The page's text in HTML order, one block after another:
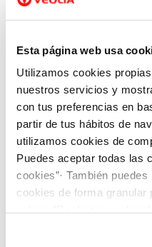
Esta página web usa
Utilizamos cookies
nuestros servicios y
con tus preferencias en
partir de tus hábitos de
utilizamos cookies de
Puedes aceptar todas las
cookies”· También
cookies de forma granular
son indispensables para
Hidraqua presenta
innovación
internacional